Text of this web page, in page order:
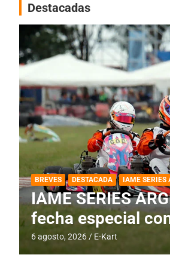
Destacadas
DESTACADA IAME SERIES ARGENTINA
IAME SERIES
fecha con
4 agosto, 2026 E-Kart